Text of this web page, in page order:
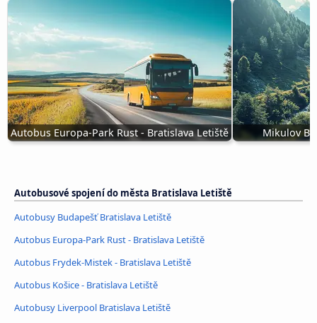
Autobus Europa-Park Rust - Bratislava Letiště Mikulov
Autobusové spojení do města Bratislava Letiště
Autobusy Budapešť Bratislava Letiště
Autobus Europa-Park Rust - Bratislava Letiště
Autobus Frydek-Mistek - Bratislava Letiště
Autobus Košice - Bratislava Letiště
Autobusy Liverpool Bratislava Letiště